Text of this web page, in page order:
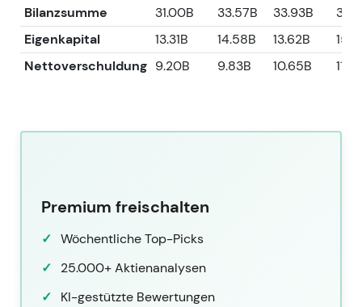
Bilanzsumme
31.00B 33.57B 33.93B
Eigenkapital
13.31B 14.58B 13.62B
Nettoverschuldung 9.20B 9.83B 10.65B
Premium freischalten
Wöchentliche Top-Picks
25.000+ Aktienanalysen
KI-gestützte Bewertungen